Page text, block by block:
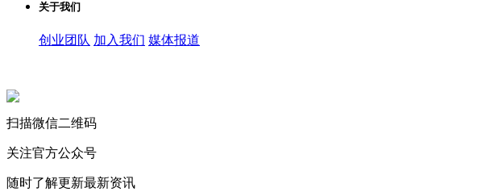
关于我们
创业团队 加入我们 媒体报道
扫描微信二维码
关注官方公众号
随时了解更新最新资讯